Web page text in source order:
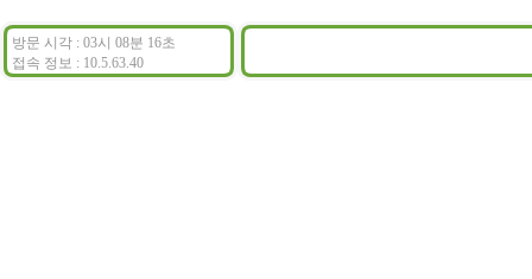
방문 시각 : 03시 08분 16초
접속 정보 : 10.5.63.40